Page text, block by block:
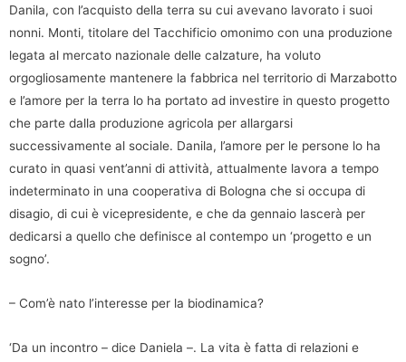
Danila, con l’acquisto della terra su cui avevano lavorato i suoi
nonni. Monti, titolare del Tacchificio omonimo con una produzione
legata al mercato nazionale delle calzature, ha voluto
orgogliosamente mantenere la fabbrica nel territorio di Marzabotto
e l’amore per la terra lo ha portato ad investire in questo progetto
che parte dalla produzione agricola per allargarsi
successivamente al sociale. Danila, l’amore per le persone lo ha
curato in quasi vent’anni di attività, attualmente lavora a tempo
indeterminato in una cooperativa di Bologna che si occupa di
disagio, di cui è vicepresidente, e che da gennaio lascerà per
dedicarsi a quello che definisce al contempo un ‘progetto e un
sogno’.
– Com’è nato l’interesse per la biodinamica?
‘Da un incontro – dice Daniela –. La vita è fatta di relazioni e